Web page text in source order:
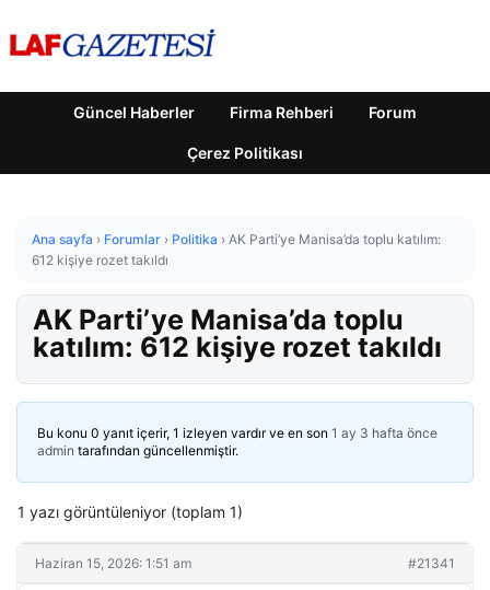
Güncel Haberler Firma Rehberi Forum
Çerez Politikası
Ana sayfa › Forumlar › Politika › AK Parti’ye Manisa’da toplu katılım:
612 kişiye rozet takıldı
AK Parti’ye Manisa’da toplu
katılım: 612 kişiye rozet takıldı
Bu konu 0 yanıt içerir, 1 izleyen vardır ve en son 1 ay 3 hafta önce
admin tarafından güncellenmiştir.
1 yazı görüntüleniyor (toplam 1)
Haziran 15, 2026: 1:51 am #21341